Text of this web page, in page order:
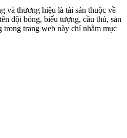
và thương hiệu là tài sản thuộc về
đội bóng, biểu tượng, cầu thủ, sản
trang web này chỉ nhằm mục